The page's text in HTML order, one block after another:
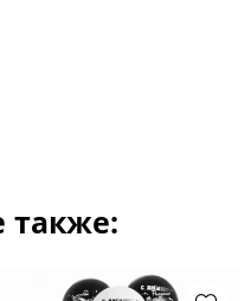
также: